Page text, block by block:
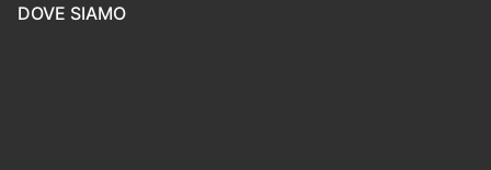
DOVE SIAMO